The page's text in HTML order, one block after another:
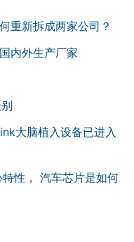
重新拆成两家公司？
内外生产厂家
大脑植入设备已进入
性， 汽车芯片是如何